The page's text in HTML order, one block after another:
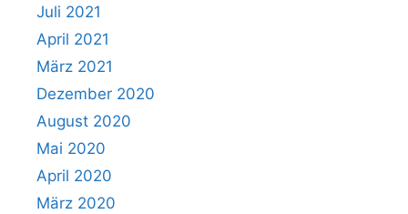
Juli 2021
April 2021
März 2021
Dezember 2020
August 2020
Mai 2020
April 2020
März 2020